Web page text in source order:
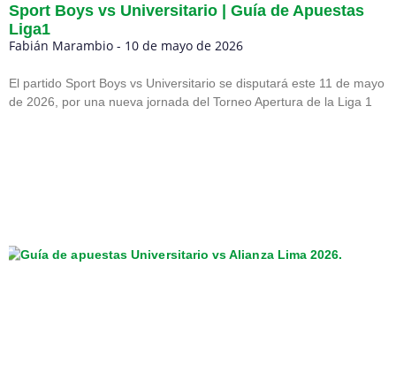
Sport Boys vs Universitario | Guía de Apuestas
Liga1
Fabián Marambio 10 de mayo de 2026
El partido Sport Boys vs Universitario se disputará este 11 de mayo
de 2026, por una nueva jornada del Torneo Apertura de la Liga 1